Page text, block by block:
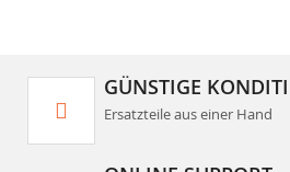
GÜNSTIGE
Ersatzteile aus einer Hand